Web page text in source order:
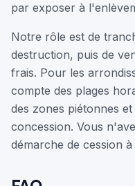
par exposer à
Notre rôle est de
destruction, puis de
frais. Pour les
compte des plages
des zones piétonnes
concession. Vous
démarche de cession